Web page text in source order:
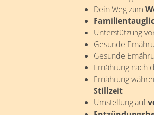
Dein Weg zum
Unterstützung
Gesunde
Gesunde
Ernährung nach
Ernährung
Stillzeit
Umstellung auf